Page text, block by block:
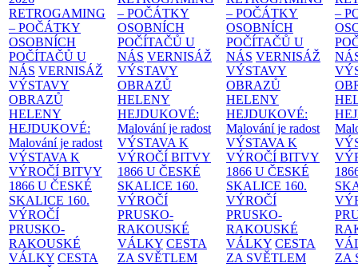
RETROGAMING
– POČÁTKY
OSOBNÍCH
POČÍTAČŮ U
NÁS VERNISÁŽ
VÝSTAVY
OBRAZŮ
HELENY
HEJDUKOVÉ:
Malování je radost
VÝSTAVA K
VÝROČÍ BITVY
1866 U ČESKÉ
SKALICE 160.
VÝROČÍ
PRUSKO-
RAKOUSKÉ
VÁLKY CESTA
– POČÁTKY
OSOBNÍCH
POČÍTAČŮ U
NÁS VERNISÁŽ
VÝSTAVY
OBRAZŮ
HELENY
HEJDUKOVÉ:
Malování je radost
VÝSTAVA K
VÝROČÍ BITVY
1866 U ČESKÉ
SKALICE 160.
VÝROČÍ
PRUSKO-
RAKOUSKÉ
VÁLKY CESTA
ZA SVĚTLEM
– POČÁTKY
OSOBNÍCH
POČÍTAČŮ U
NÁS VERNISÁŽ
VÝSTAVY
OBRAZŮ
HELENY
HEJDUKOVÉ:
Malování je radost
VÝSTAVA K
VÝROČÍ BITVY
1866 U ČESKÉ
SKALICE 160.
VÝROČÍ
PRUSKO-
RAKOUSKÉ
VÁLKY CESTA
ZA SVĚTLEM
–
ZA